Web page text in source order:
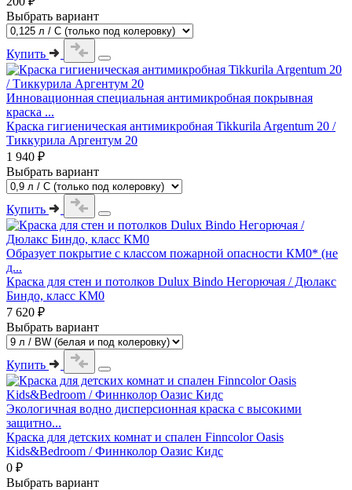
Выбрать вариант
Купить
Инновационная специальная антимикробная покрывная
краска ...
Краска гигиеническая антимикробная Tikkurila Argentum 20 /
Тиккурила Аргентум 20
1 940 ₽
Выбрать вариант
Купить
Образует покрытие с классом пожарной опасности КМ0* (не
д...
Краска для стен и потолков Dulux Bindo Негорючая / Дюлакс
Биндо, класс КМ0
7 620 ₽
Выбрать вариант
Купить
Экологичная водно дисперсионная краска с высокими
защитно...
Краска для детских комнат и спален Finncolor Oasis
Kids&Bedroom / Финнколор Оазис Кидс
0 ₽
Выбрать вариант